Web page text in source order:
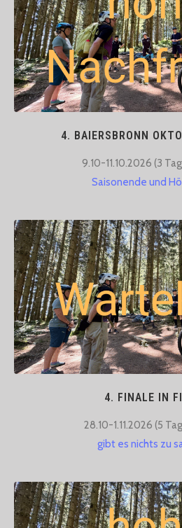
4. BAIERSBRONN
9.10-11.10.2026 (3
Saisonende und
4. FINALE IN
28.10-1.11.2026 (5
gibt es nichts zu